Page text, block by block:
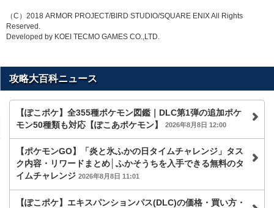
（C）2018 ARMOR PROJECT/BIRD STUDIO/SQUARE ENIX All Rights
Reserved.
Developed by KOEI TECMO GAMES CO.,LTD.
攻略大百科ニュース
【ぽこポケ】全355種ポケモン図鑑｜DLC第1弾の追加ポケ
モン50種類も対応【ぽこあポケモン】
2026年8月8日 12:00
【ポケモンGO】「炎と氷ふかの日タイムチャレンジ」タス
ク内容・リワードまとめ│ふかそうちを入手できる無料のタ
イムチャレンジ 2026年8月8日 11:01
【ぽこポケ】エキスパンションパス(DLC)の価格・買い方・